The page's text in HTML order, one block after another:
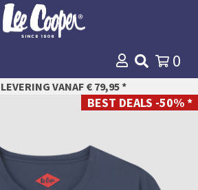
0
WINKELMANDJE
AFREKENEN
VANAF € 79,95 *
BEST DEALS -50% *